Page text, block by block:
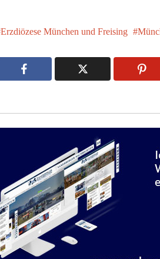
Erzdiözese München und Freising